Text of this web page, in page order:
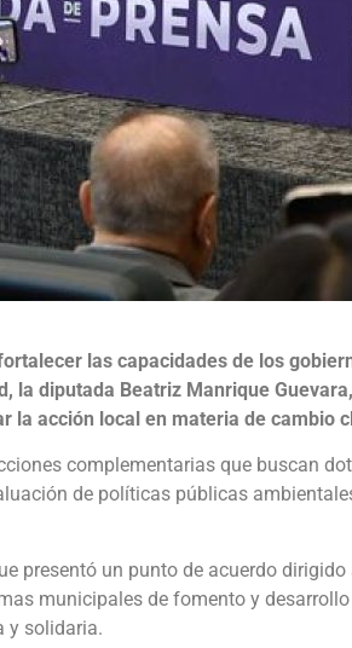
las capacidades de los
la diputada Beatriz Manrique
la acción local en materia de cambio
complementarias que buscan
de políticas públicas
presentó un punto de acuerdo
municipales de fomento y
y solidaria.